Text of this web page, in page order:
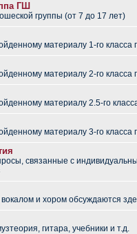
ГШ
группы (от 7 до 17 лет)
материалу 1-го класса
материалу 2-го класса
материалу 2.5-го
материалу 3-го класса
связанные с
и хором обсуждаются
гитара, учебники и т.д.